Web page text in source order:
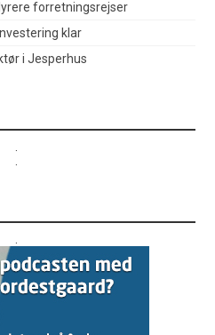
forretningsrejser
klar
i Jesperhus